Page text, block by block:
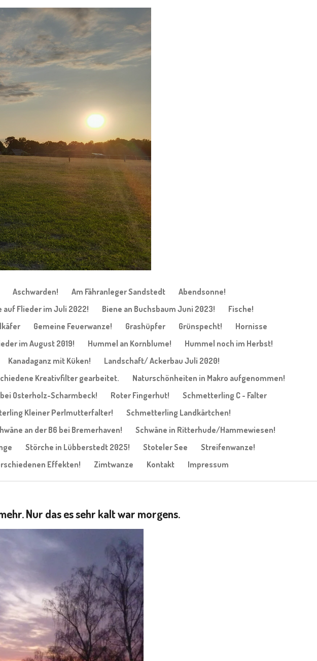
Aschwarden! Am Fähranleger Sandstedt
Abendsonne!
auf Flieder im Juli 2022! Biene an Buchsbaum Juni 2023!
Fische!
Gemeine Feuerwanze! Grashüpfer Grünspecht!
Hornisse
im August 2019! Hummel an Kornblume!
Hummel noch im Herbst!
Kanadaganz mit Küken!
Landschaft/ Ackerbau Juli 2020!
Kreativfilter gearbeitet.
Naturschönheiten in Makro aufgenommen!
Osterholz-Scharmbeck! Roter Fingerhut!
Schmetterling C - Falter
Kleiner Perlmutterfalter!
Schmetterling Landkärtchen!
an der B6 bei Bremerhaven!
Schwäne in Ritterhude/Hammewiesen!
Störche in Lübberstedt 2025! Stoteler See
Streifenwanze!
Effekten! Zimtwanze Kontakt Impressum
Nur das es sehr kalt war morgens.